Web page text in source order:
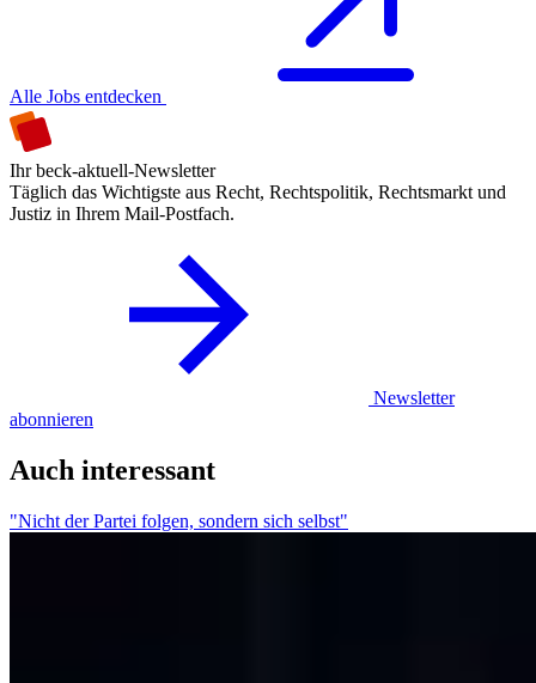
Alle Jobs entdecken
Ihr beck-aktuell-Newsletter
Täglich das Wichtigste aus Recht, Rechtspolitik, Rechtsmarkt und
Justiz in Ihrem Mail-Postfach.
Newsletter
abonnieren
Auch interessant
"Nicht der Partei folgen, sondern sich selbst"